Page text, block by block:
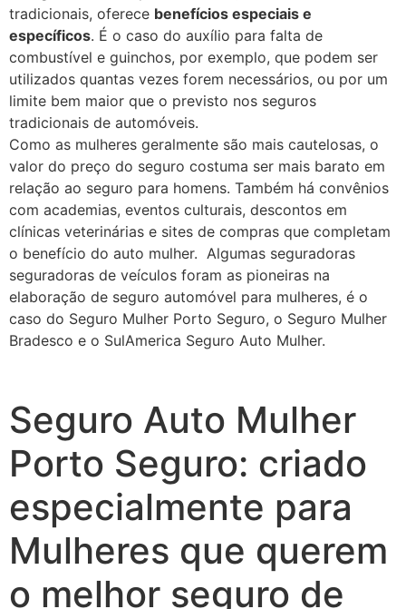
tradicionais, oferece benefícios especiais e
específicos. É o caso do auxílio para falta de
combustível e guinchos, por exemplo, que podem ser
utilizados quantas vezes forem necessários, ou por um
limite bem maior que o previsto nos seguros
tradicionais de automóveis.
Como as mulheres geralmente são mais cautelosas, o
valor do preço do seguro costuma ser mais barato em
relação ao seguro para homens. Também há convênios
com academias, eventos culturais, descontos em
clínicas veterinárias e sites de compras que completam
o benefício do auto mulher. Algumas seguradoras
seguradoras de veículos foram as pioneiras na
elaboração de seguro automóvel para mulheres, é o
caso do Seguro Mulher Porto Seguro, o Seguro Mulher
Bradesco e o SulAmerica Seguro Auto Mulher.
Seguro Auto Mulher
Porto Seguro: criado
especialmente para
Mulheres que querem
o melhor seguro de